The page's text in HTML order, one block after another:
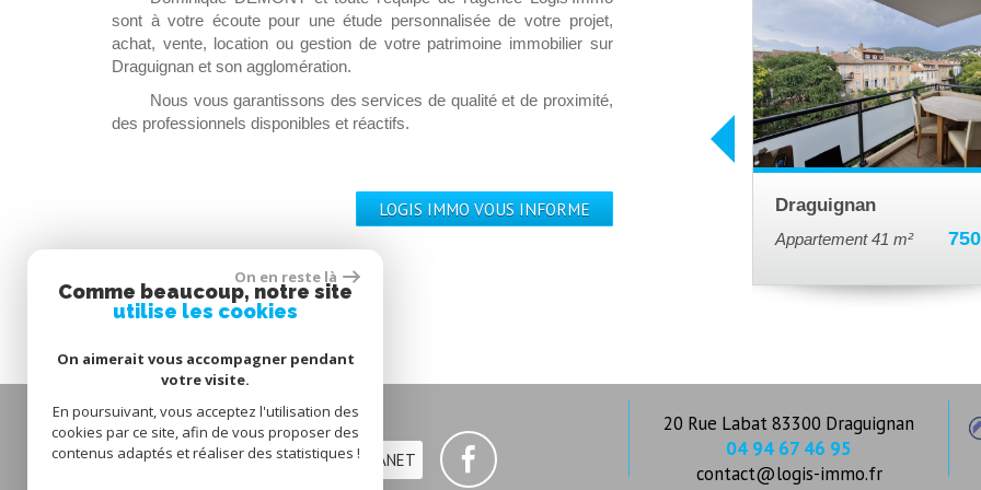
sont à votre écoute pour une étude personnalisée de votre projet,
achat, vente, location ou gestion de votre patrimoine immobilier sur
Draguignan et son agglomération.
Nous vous garantissons des services de qualité et de proximité,
des professionnels disponibles et réactifs.
LOGIS IMMO VOUS INFORME Draguignan
Appartement 41 m²
ESPACE EXTRANET
20 Rue Labat 83300 Draguignan
04 94 67 46 95
contact@logis-immo.fr
On en reste là
Comme beaucoup, notre site
utilise les cookies
On aimerait vous accompagner pendant
votre visite.
En poursuivant, vous acceptez l'utilisation des
cookies par ce site, afin de vous proposer des
contenus adaptés et réaliser des statistiques !